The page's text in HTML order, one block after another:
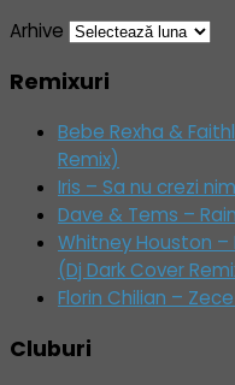
Arhive
Remixuri
Bebe Rexha &
Remix)
Iris – Sa nu crezi
Dave & Tems –
Whitney Houston
(Dj Dark Cover
Florin Chilian –
Cluburi